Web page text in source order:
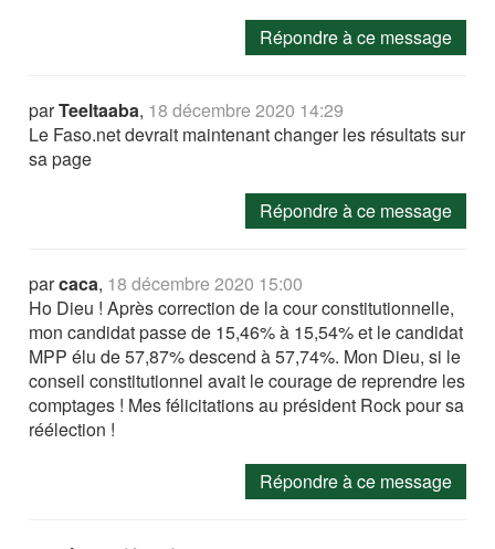
Répondre à ce message
parTeeltaaba, 18 décembre 2020 14:29
Le Faso.net devrait maintenant changer les résultats sur
sa page
Répondre à ce message
parcaca, 18 décembre 2020 15:00
Ho Dieu ! Après correction de la cour constitutionnelle,
mon candidat passe de 15,46% à 15,54% et le candidat
MPP élu de 57,87% descend à 57,74%. Mon Dieu, si le
conseil constitutionnel avait le courage de reprendre les
comptages ! Mes félicitations au président Rock pour sa
réélection !
Répondre à ce message